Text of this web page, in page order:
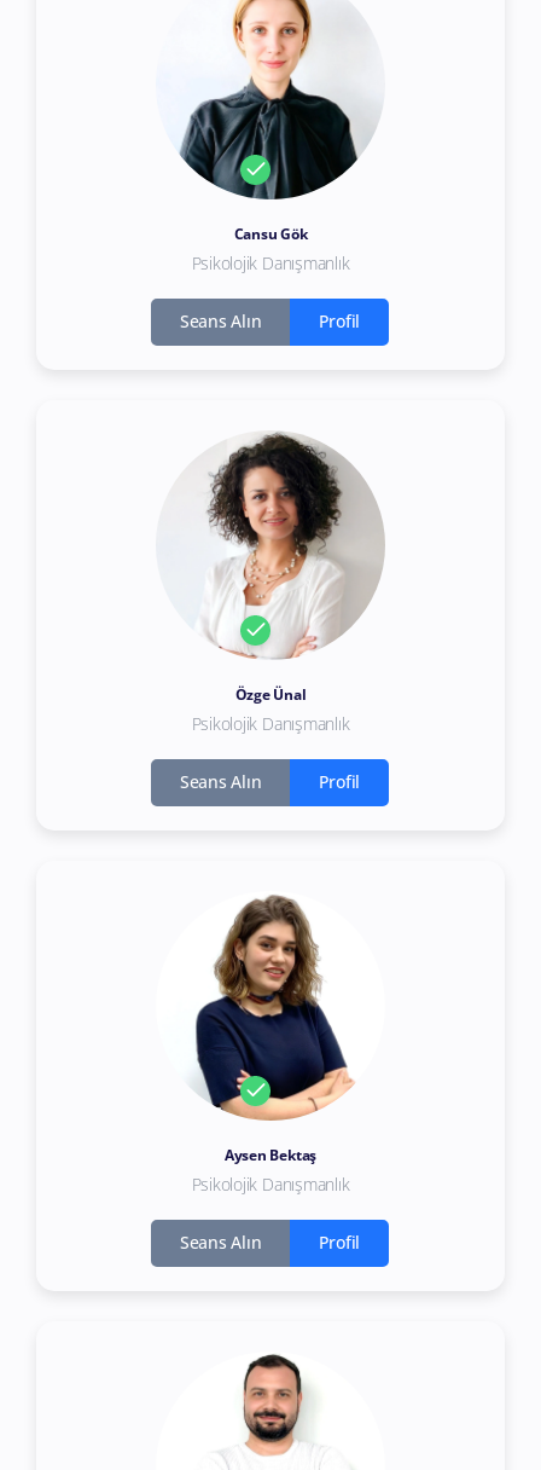
Cansu Gök
Psikolojik Danışmanlık
Seans Alın Profil
Özge Ünal
Psikolojik Danışmanlık
Seans Alın Profil
Aysen Bektaş
Psikolojik Danışmanlık
Seans Alın Profil